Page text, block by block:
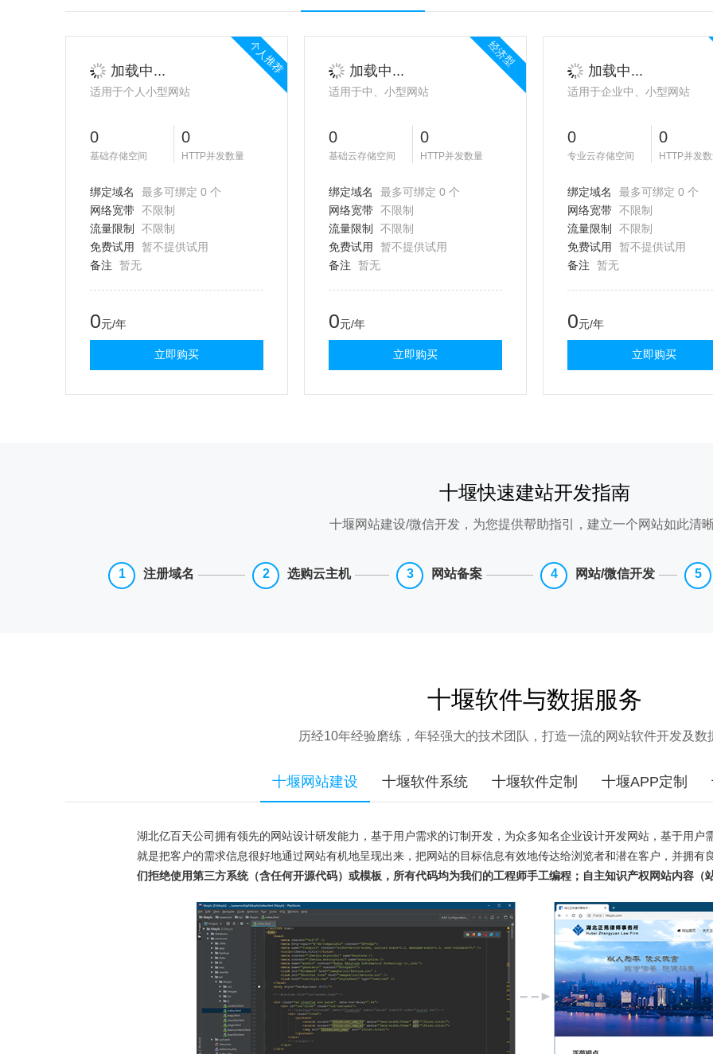
个人推荐
加载中...
适用于个人小型网站
0
基础存储空间
0
HTTP并发数量
绑定域名
最多可绑定 0 个
网络宽带 不限制
流量限制
不限制
免费试用
暂不提供试用
备注
暂无
0元/年
立即购买
经济型
加载中...
适用于中、小型网站
0
基础云存储空间
0
HTTP并发数量
绑定域名
最多可绑定 0 个
网络宽带 不限制
流量限制
不限制
免费试用
暂不提供试用
备注
暂无
0元/年
立即购买
加载中...
适用于企业中、小型网站
0
专业云存储空间
0
HTTP并发
绑定域名
最多可绑定 0 个
网络宽带 不限制
流量限制
不限制
免费试用
暂不提供试用
备注
暂无
0元/年
立即购买
十堰快速建站开发指南
十堰网站建设/微信开发，为您提供帮助指引，建立一个网站如此清
注册域名 选购云主机 网站备案 网站/微信开发
十堰软件与数据服务
历经10年经验磨练，年轻强大的技术团队，打造一流的网站软件开发及数
十堰网站建设 十堰软件系统 十堰软件定制 十堰APP定制
湖北亿百天公司拥有领先的网站设计研发能力，基于用户需求的订制开发，为众多知名企业设计开发网站，基于用户
就是把客户的需求信息很好地通过网站有机地呈现出来，把网站的目标信息有效地传达给浏览者和潜在客户，并拥有
们拒绝使用第三方系统（含任何开源代码）或模板，所有代码均为我们的工程师手工编程；自主知识产权网站内容（